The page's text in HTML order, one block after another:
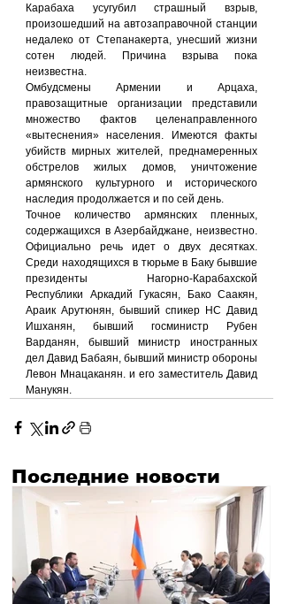
Карабаха усугубил страшный взрыв,
произошедший на автозаправочной станции
недалеко от Степанакерта, унесший жизни
сотен людей. Причина взрыва пока
неизвестна.
Омбудсмены Армении и Арцаха,
правозащитные организации представили
множество фактов целенаправленного
«вытеснения» населения. Имеются факты
убийств мирных жителей, преднамеренных
обстрелов жилых домов, уничтожение
армянского культурного и исторического
наследия продолжается и по сей день.
Точное количество армянских пленных,
содержащихся в Азербайджане, неизвестно.
Официально речь идет о двух десятках.
Среди находящихся в тюрьме в Баку бывшие
президенты Нагорно-Карабахской
Республики Аркадий Гукасян, Бако Саакян,
Араик Арутюнян, бывший спикер НС Давид
Ишханян, бывший госминистр Рубен
Варданян, бывший министр иностранных
дел Давид Бабаян, бывший министр обороны
Левон Мнацаканян. и его заместитель Давид
Манукян.
Последние новости